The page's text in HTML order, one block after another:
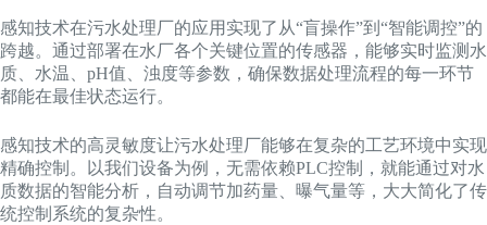
感知技术在污水处理厂的应用实现了从“盲操作”到“智能调控”的
跨越。通过部署在水厂各个关键位置的传感器，能够实时监测水
质、水温、pH值、浊度等参数，确保数据处理流程的每一环节
都能在最佳状态运行。
感知技术的高灵敏度让污水处理厂能够在复杂的工艺环境中实现
精确控制。以我们设备为例，无需依赖PLC控制，就能通过对水
质数据的智能分析，自动调节加药量、曝气量等，大大简化了传
统控制系统的复杂性。